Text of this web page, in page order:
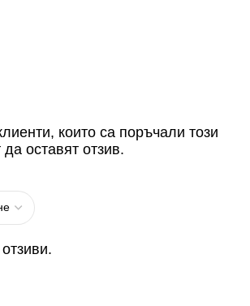
които са поръчали този
да оставят отзив.